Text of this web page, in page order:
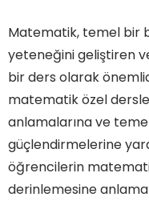
Matematik, temel bir
yeteneğini geliştiren
bir ders olarak
matematik özel
anlamalarına ve
güçlendirmelerine
öğrencilerin
derinlemesine